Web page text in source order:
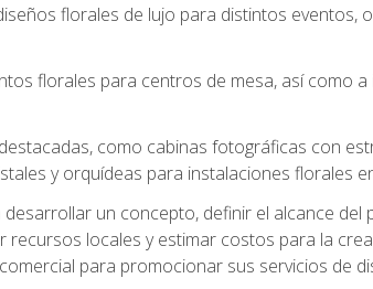
florales de lujo para distintos eventos,
florales para centros de mesa, así como
como cabinas fotográficas con
y orquídeas para instalaciones florales
un concepto, definir el alcance del
locales y estimar costos para la
para promocionar sus servicios de